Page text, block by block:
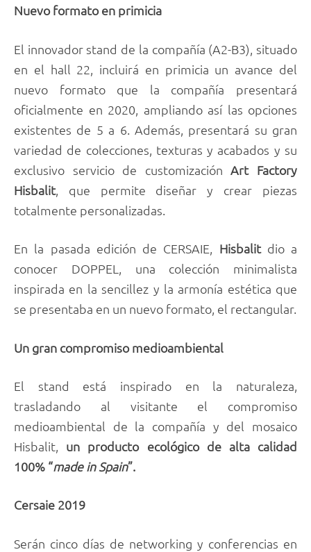
Nuevo formato en primicia
El innovador stand de la compañía (A2-B3), situado
en el hall 22, incluirá en primicia un avance del
nuevo formato que la compañía presentará
oficialmente en 2020, ampliando así las opciones
existentes de 5 a 6. Además, presentará su gran
variedad de colecciones, texturas y acabados y su
exclusivo servicio de customizaciónArt Factory
Hisbalit, que permite diseñar y crear piezas
totalmente personalizadas.
En la pasada edición de CERSAIE, Hisbalitdio a
conocer DOPPEL, una colección minimalista
inspirada en la sencillez y la armonía estética que
se presentaba en un nuevo formato, el rectangular.
Un gran compromiso medioambiental
El stand está inspirado en la naturaleza,
trasladando al visitante el compromiso
medioambiental de la compañía y del mosaico
Hisbalit, un producto ecológico de alta calidad
100% “made in Spain”.
Cersaie 2019
Serán cinco días de networking y conferencias en